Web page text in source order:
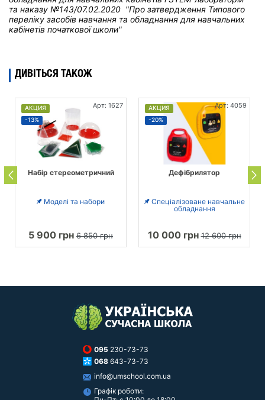
та наказу №143/07.02.2020 "Про затвердження Типового
переліку засобів навчання та обладнання для навчальних
кабінетів початкової школи"
ДИВІТЬСЯ ТАКОЖ
АКЦИЯ
-13%
Арт: 1627
Набір стереометричний
Моделі та набори
5 900 грн 6 850 грн
АКЦИЯ
-20%
Арт: 4059
Дефібрилятор
Спеціалізоване навчальне
обладнання
10 000 грн12 600 грн
095 230-73-73
068 643-73-73
info@umschool.com.ua
Графік роботи: